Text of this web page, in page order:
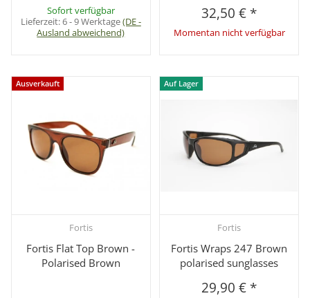
Sofort verfügbar
Lieferzeit:6 - 9 Werktage(DE -
Ausland abweichend)
32,50 € *
Momentan nicht verfügbar
Ausverkauft
Fortis
Fortis Flat Top Brown -
Polarised Brown
Auf Lager
Fortis
Fortis Wraps 247 Brown
polarised sunglasses
29,90 € *